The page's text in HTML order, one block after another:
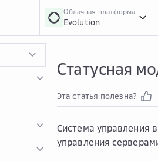
Облачная платформа
Evolution
Статусная
Эта статья полезна?
Система управления
управления